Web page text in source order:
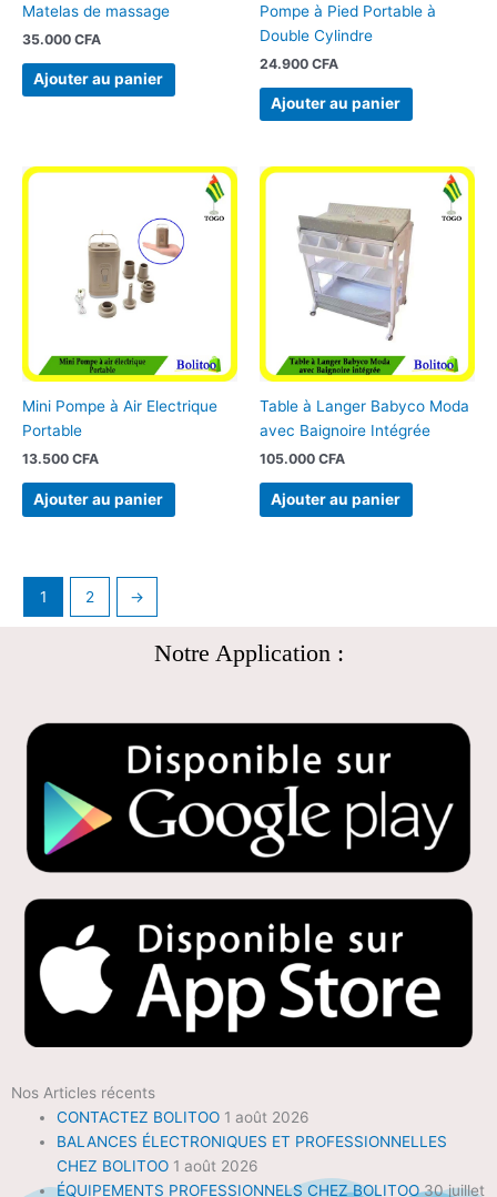
Matelas de massage
35.000 CFA
Ajouter au panier
Pompe à Pied Portable à
Double Cylindre
24.900 CFA
Ajouter au panier
Mini Pompe à Air Electrique
Portable
13.500 CFA
Ajouter au panier
Table à Langer Babyco Moda
avec Baignoire Intégrée
105.000 CFA
Ajouter au panier
1 2 →
Notre Application :
Nos Articles récents
CONTACTEZ BOLITOO 1 août 2026
BALANCES ÉLECTRONIQUES ET PROFESSIONNELLES
CHEZ BOLITOO 1 août 2026
ÉQUIPEMENTS PROFESSIONNELS CHEZ BOLITOO 30 juillet